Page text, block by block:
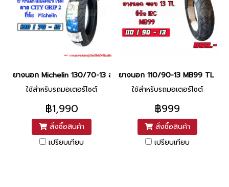
ยางนอก Michelin 130/70-13 ลาย CITY GRIP 2 สัปดาห์ที่35 ปี
ใช้สำหรับรถมอเตอร์ไซต์
฿1,990
สั่งซื้อสินค้า
เปรียบเทียบ
ยางนอก 110/90-13 MB99 TL ยี่ห้
ใช้สำหรับรถมอเตอร์ไซต์
฿999
สั่งซื้อสินค้า
เปรียบเทียบ